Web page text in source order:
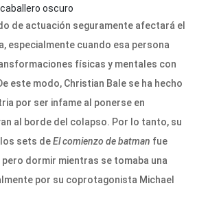
oscuro
de actuación seguramente afectará el
especialmente cuando esa persona
físicas y mentales con
este modo, Christian Bale se ha hecho
por ser infame al ponerse en
al borde del colapso. Por lo tanto, su
sets deEl comienzo de batman fue
dormir mientras se tomaba una
por su coprotagonista Michael